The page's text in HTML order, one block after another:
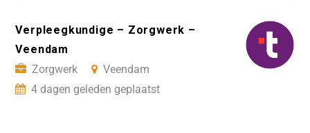
Verpleegkundige – Zorgwerk –
Veendam
Zorgwerk
Veendam
4 dagen geleden geplaatst